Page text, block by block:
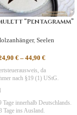
“Pentagramm”
, Seelen
€– 44,90 €
da
nach §19 (1) UStG.
Tage innerhalb Deutschlands.
Tage ins Ausland.